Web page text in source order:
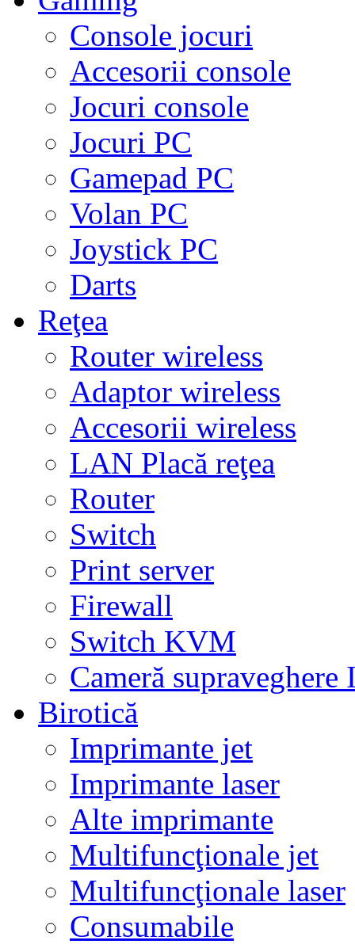
Console jocuri
Accesorii console
Jocuri console
Jocuri PC
Gamepad PC
Volan PC
Joystick PC
Darts
Reţea
Router wireless
Adaptor wireless
Accesorii wireless
LAN Placă reţea
Router
Switch
Print server
Firewall
Switch KVM
Cameră supraveghere
Birotică
Imprimante jet
Imprimante laser
Alte imprimante
Multifuncţionale jet
Multifuncţionale laser
Consumabile